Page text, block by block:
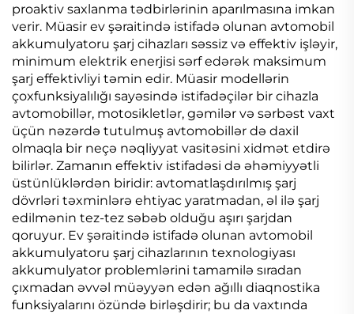
proaktiv saxlanma tədbirlərinin aparılmasına imkan
verir. Müasir ev şəraitində istifadə olunan avtomobil
akkumulyatoru şarj cihazları səssiz və effektiv işləyir,
minimum elektrik enerjisi sərf edərək maksimum
şarj effektivliyi təmin edir. Müasir modellərin
çoxfunksiyalılığı sayəsində istifadəçilər bir cihazla
avtomobillər, motosikletlər, gəmilər və sərbəst vaxt
üçün nəzərdə tutulmuş avtomobillər də daxil
olmaqla bir neçə nəqliyyat vasitəsini xidmət etdirə
bilirlər. Zamanın effektiv istifadəsi də əhəmiyyətli
üstünlüklərdən biridir: avtomatlaşdırılmış şarj
dövrləri təxminlərə ehtiyac yaratmadan, əl ilə şarj
edilmənin tez-tez səbəb olduğu aşırı şarjdan
qoruyur. Ev şəraitində istifadə olunan avtomobil
akkumulyatoru şarj cihazlarının texnologiyası
akkumulyator problemlərini tamamilə sıradan
çıxmadan əvvəl müəyyən edən ağıllı diaqnostika
funksiyalarını özündə birləşdirir; bu da vaxtında